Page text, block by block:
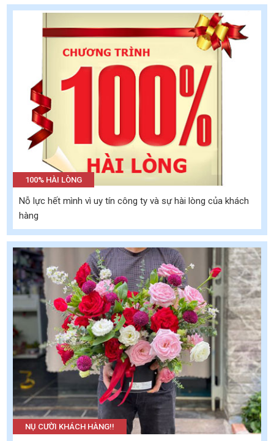
100% HÀI LÒNG
Nỗ lực hết mình vì uy tín công ty và sự hài lòng của khách
hàng
NỤ CƯỜI KHÁCH HÀNG!!